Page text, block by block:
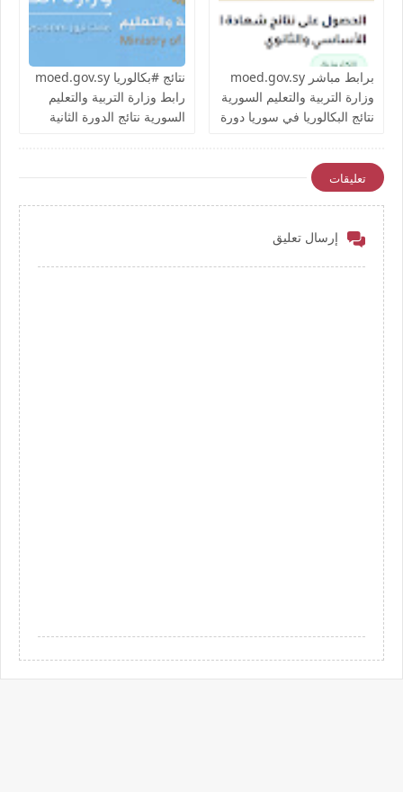
برابط مباشر moed.gov.sy
وزارة التربية والتعليم السورية
نتائج البكالوريا في سوريا دورة
الثانوية العامة والمهنية علمي
وادبي صناعي تجاري نسوي
نتائج #بكالوريا moed.gov.sy
رابط وزارة التربية والتعليم
السورية نتائج الدورة الثانية
تعليقات
إرسال تعليق